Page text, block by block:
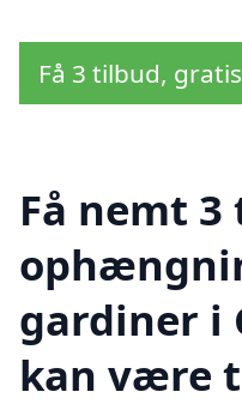
Få 3 tilbud,
Få nemt
gardiner i
kan være